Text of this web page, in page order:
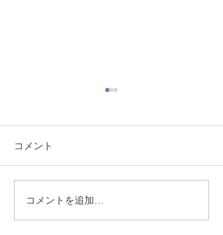
熊本地震により被災され
た皆様へ
コメント
コメントを追加…